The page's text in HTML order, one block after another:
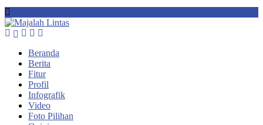
Beranda
Berita
Fitur
Profil
Infografik
Video
Foto Pilihan